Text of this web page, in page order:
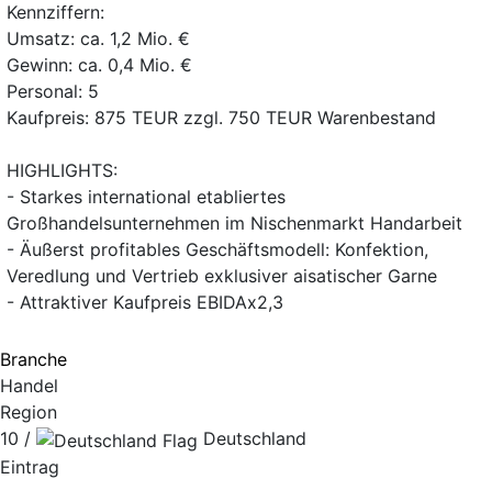
Kennziffern:
Umsatz: ca. 1,2 Mio. €
Gewinn: ca. 0,4 Mio. €
Personal: 5
Kaufpreis: 875 TEUR zzgl. 750 TEUR Warenbestand
HIGHLIGHTS:
- Starkes international etabliertes
Großhandelsunternehmen im Nischenmarkt Handarbeit
- Äußerst profitables Geschäftsmodell: Konfektion,
Veredlung und Vertrieb exklusiver aisatischer Garne
- Attraktiver Kaufpreis EBIDAx2,3
Branche
Handel
Region
10 /
Deutschland
Eintrag